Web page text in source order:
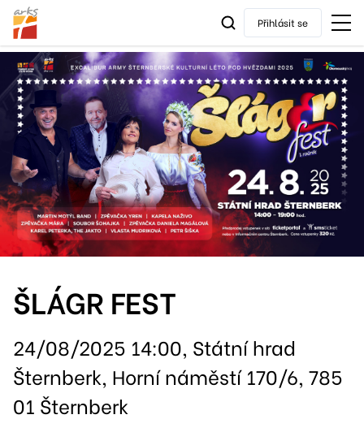
Přihlásit se
ŠLÁGR FEST
24/08/2025 14:00, Státní hrad
Šternberk, Horní náměstí 170/6, 785
01 Šternberk